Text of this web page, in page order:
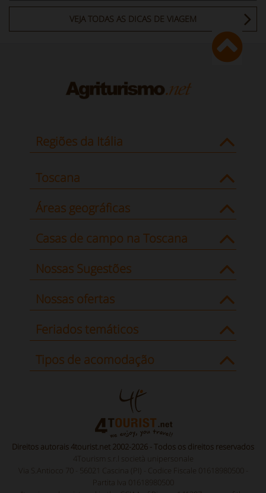
VEJA TODAS AS DICAS DE VIAGEM
Regiões da Itália
Toscana
Áreas geográficas
Casas de campo na Toscana
Nossas Sugestões
Nossas ofertas
Feriados temáticos
Tipos de acomodação
Direitos autorais 4tourist.net 2002-2026 - Todos os direitos reservados
4Tourism s.r.l società unipersonale
Via S.Antioco 70 - 56021 Cascina (PI) - Codice Fiscale 01618980500 -
Partita Iva 01618980500